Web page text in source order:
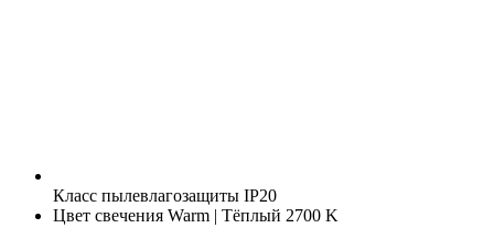
Класс пылевлагозащиты IP20
Цвет свечения Warm | Тёплый 2700 K